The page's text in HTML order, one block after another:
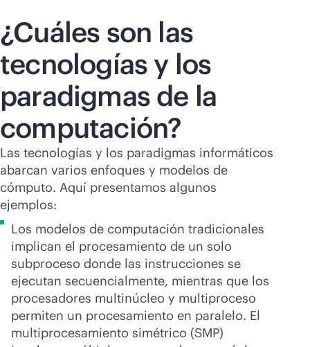
¿Cuáles son las
tecnologías y los
paradigmas de la
computación?
Las tecnologías y los paradigmas informáticos
abarcan varios enfoques y modelos de
cómputo. Aquí presentamos algunos
ejemplos:
Los modelos de computación tradicionales
implican el procesamiento de un solo
subproceso donde las instrucciones se
ejecutan secuencialmente, mientras que los
procesadores multinúcleo y multiproceso
permiten un procesamiento en paralelo. El
multiprocesamiento simétrico (SMP)